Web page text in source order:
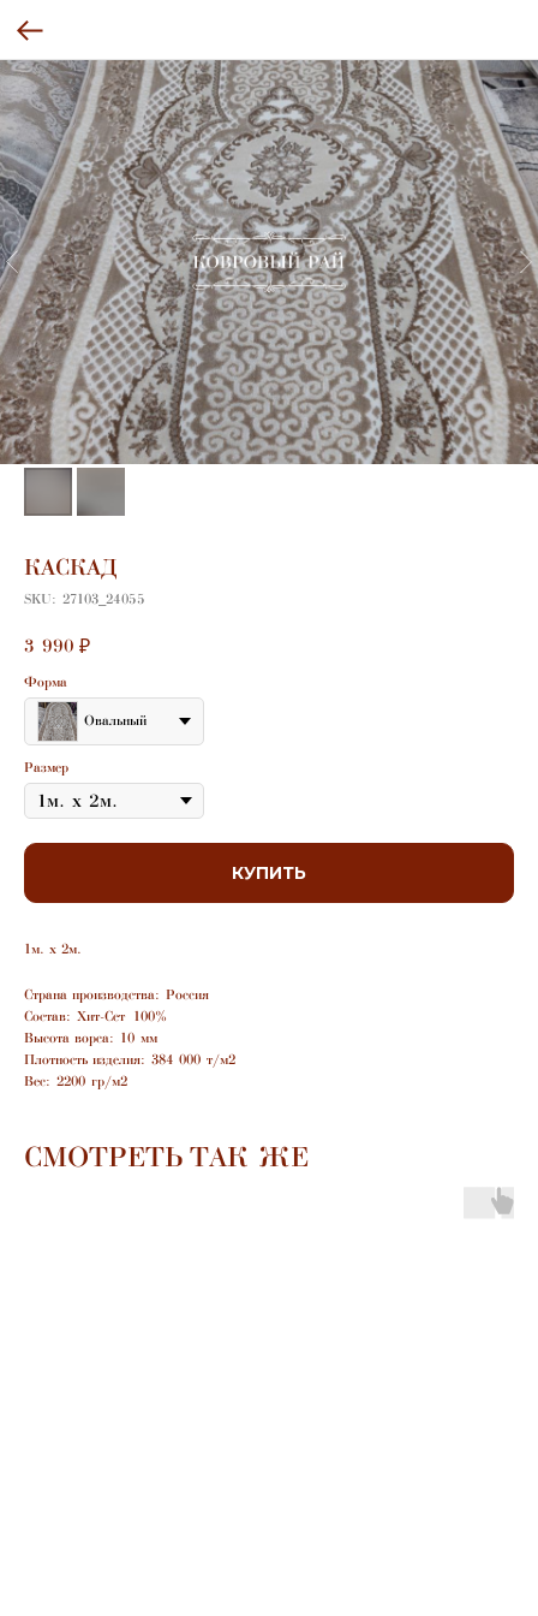
КАСКАД
SKU: 27103_24055
3 990 ₽
Форма
Овальный
Размер
КУПИТЬ
1м. х 2м.
Страна производства: Россия
Состав: Хит-Сет 100%
Высота ворса: 10 мм
Плотность изделия: 384 000 т/м2
Вес: 2200 гр/м2
СМОТРЕТЬ ТАК ЖЕ